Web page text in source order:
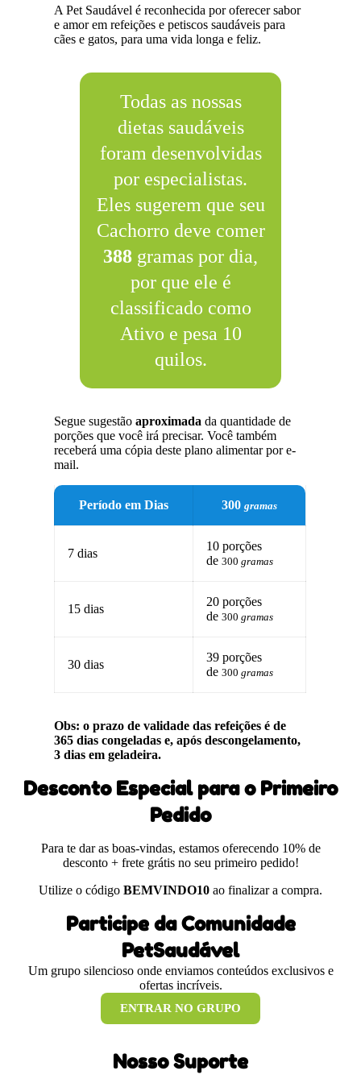
A Pet Saudável é reconhecida por oferecer sabor
e amor em refeições e petiscos saudáveis para
cães e gatos, para uma vida longa e feliz.
Todas as nossas
dietas saudáveis
foram desenvolvidas
por especialistas.
Eles sugerem que seu
Cachorro deve comer
388 gramas por dia,
por que ele é
classificado como
Ativo e pesa 10
quilos.
Segue sugestãoaproximada da quantidade de
porções que você irá precisar. Você também
receberá uma cópia deste plano alimentar por e-
mail.
Período em Dias 300gramas
7 dias
10 porções
de300gramas
15 dias
20 porções
de300gramas
30 dias
39 porções
de300gramas
Obs: o prazo de validade das refeições é de
365 dias congeladas e, após descongelamento,
3 dias em geladeira.
Desconto Especial para o Primeiro
Pedido
Para te dar as boas-vindas, estamos oferecendo 10% de
desconto + frete grátis no seu primeiro pedido!
Utilize o código BEMVINDO10 ao finalizar a compra.
Participe da Comunidade
PetSaudável
Um grupo silencioso onde enviamos conteúdos exclusivos e
ofertas incríveis.
ENTRAR NO GRUPO
Nosso Suporte